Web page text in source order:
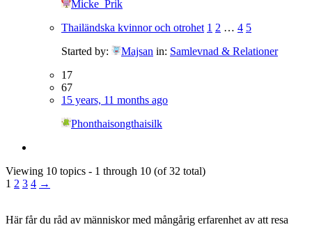
Micke_Prik
Thailändska kvinnor och otrohet 1 2 … 4 5
Started by:
Majsan in: Samlevnad & Relationer
17
67
15 years, 11 months ago
Phonthaisongthaisilk
Viewing 10 topics - 1 through 10 (of 32 total)
1 2 3 4 →
Här får du råd av människor med mångårig erfarenhet av att resa